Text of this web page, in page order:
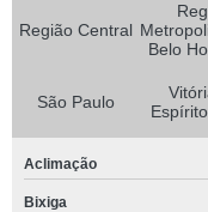
Região Central
Belo
São Paulo
Aclimação
Bixiga